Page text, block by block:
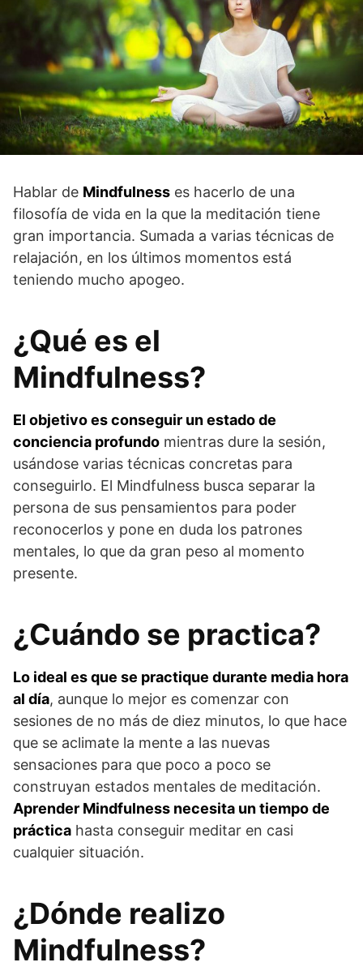
Hablar de Mindfulness es hacerlo de una
filosofía de vida en la que la meditación tiene
gran importancia. Sumada a varias técnicas de
relajación, en los últimos momentos está
teniendo mucho apogeo.
¿Qué es el
Mindfulness?
El objetivo es conseguir un estado de
conciencia profundo mientras dure la sesión,
usándose varias técnicas concretas para
conseguirlo. El Mindfulness busca separar la
persona de sus pensamientos para poder
reconocerlos y pone en duda los patrones
mentales, lo que da gran peso al momento
presente.
¿Cuándo se practica?
Lo ideal es que se practique durante media hora
al día, aunque lo mejor es comenzar con
sesiones de no más de diez minutos, lo que hace
que se aclimate la mente a las nuevas
sensaciones para que poco a poco se
construyan estados mentales de meditación.
Aprender Mindfulness necesita un tiempo de
práctica hasta conseguir meditar en casi
cualquier situación.
¿Dónde realizo
Mindfulness?